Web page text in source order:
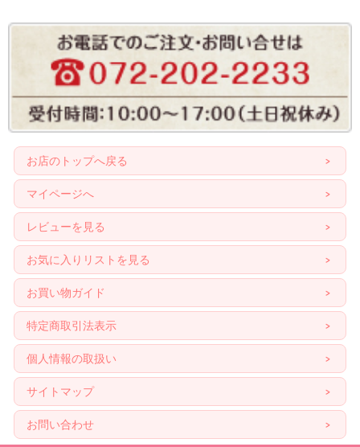
お店のトップへ戻る
マイページへ
レビューを見る
お気に入りリストを見る
お買い物ガイド
特定商取引法表示
個人情報の取扱い
サイトマップ
お問い合わせ